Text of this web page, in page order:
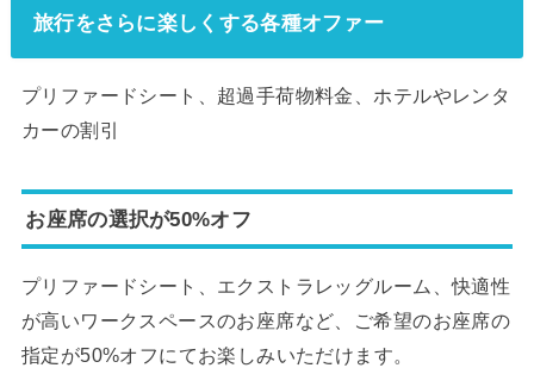
旅行をさらに楽しくする各種オファー
プリファードシート、超過手荷物料金、 ホテルやレンタ
カーの割引
お座席の選択が50%オフ
プリファードシート、エクストラレッグルーム、快適性
が高いワークスペースのお座席など、ご希望のお座席の
指定が50%オフにてお楽しみいただけます。